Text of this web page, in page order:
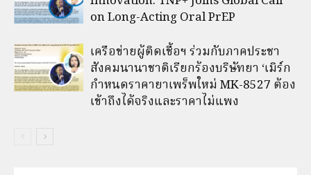
on Long-Acting Oral PrEP
เครือข่ายผู้ติดเชื้อฯ ร่วมกับภาคประชา
สังคมนานาชาติเรียกร้องบริษัทยา ‘เมิร์ก
กำหนดราคายาเพร็พใหม่ MK-8527 ต้อง
เข้าถึงได้จริงและราคาไม่แพง